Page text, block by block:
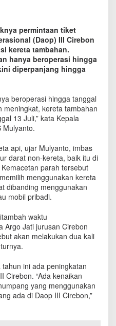
permintaan tiket
(Daop) III Cirebon
kereta tambahan.
hanya beroperasi hingga
diperpanjang hingga
beroperasi hingga tanggal
meningkat, kereta tambahan
13 Juli,” kata Kepala
Mulyanto.
api, ujar Mulyanto, imbas
darat non-kereta, baik itu di
parah tersebut
menggunakan kereta
dibanding menggunakan
mobil pribadi.
waktu
Argo Jati jurusan Cirebon
akan melakukan dua kali
ini ada peningkatan
Cirebon. “Ada kenaikan
yang menggunakan
ada di Daop III Cirebon,”